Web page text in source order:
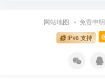
网站地图 免责申明
IPv6 支持